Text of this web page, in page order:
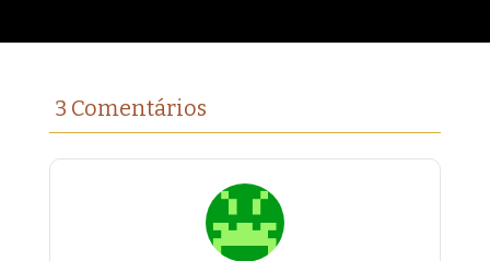
3 Comentários